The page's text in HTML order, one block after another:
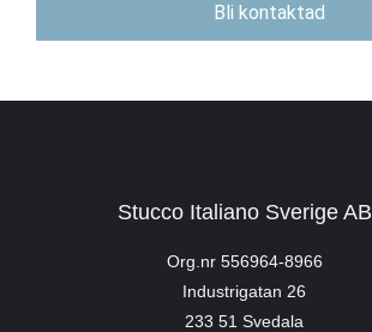
Bli kontaktad
Stucco Italiano Sverige AB
Org.nr 556964-8966
Industrigatan 26
233 51 Svedala